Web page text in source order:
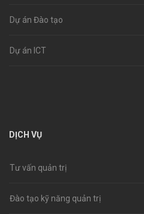
Dự án Đào tạo
Dự án ICT
DỊCH VỤ
Tư vấn quản trị
Đào tạo kỹ năng quản trị